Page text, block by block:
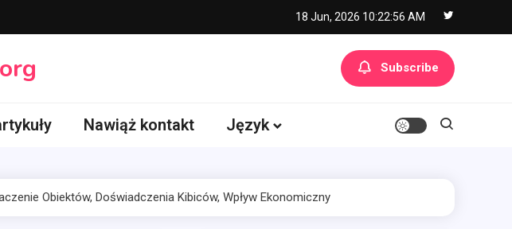
18 Jun, 2026 10:22:57 AM
Subscribe
Nawiąż kontakt Język
Obiektów, Doświadczenia Kibiców, Wpływ Ekonomiczny